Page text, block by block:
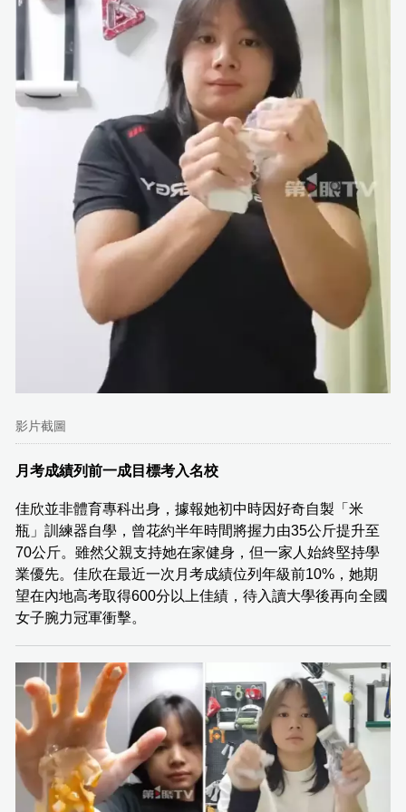
影片截圖
月考成績列前一成目標考入名校
佳欣並非體育專科出身，據報她初中時因好奇自製「米
瓶」訓練器自學，曾花約半年時間將握力由35公斤提升至
70公斤。雖然父親支持她在家健身，但一家人始終堅持學
業優先。佳欣在最近一次月考成績位列年級前10%，她期
望在內地高考取得600分以上佳績，待入讀大學後再向全國
女子腕力冠軍衝擊。